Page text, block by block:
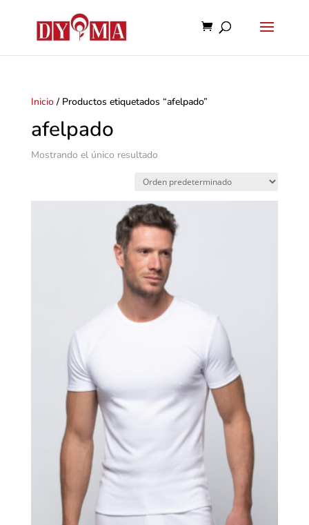
Inicio/ Productos etiquetados “afelpado”
afelpado
Mostrando el único resultado